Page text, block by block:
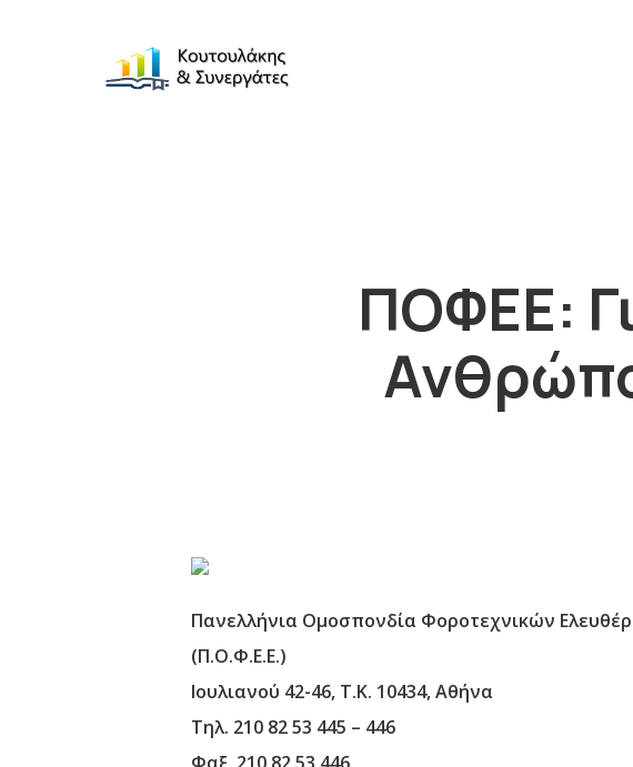
ΠΟΦΕΕ:
Πανελλήνια Ομοσπονδία Φοροτεχνικών
(Π.Ο.Φ.Ε.Ε.)
Ιουλιανού 42-46, Τ.Κ. 10434, Αθήνα
Τηλ. 210 82 53 445 – 446